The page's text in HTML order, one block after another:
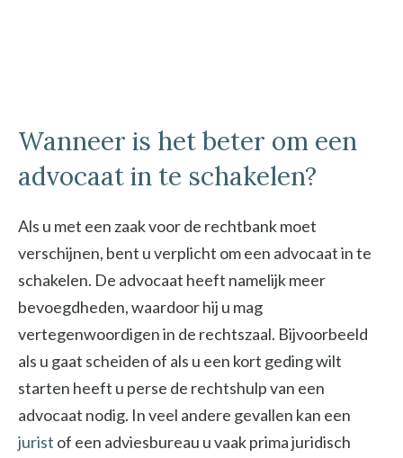
Wanneer is het beter om een
advocaat in te schakelen?
Als u met een zaak voor de rechtbank moet
verschijnen, bent u verplicht om een advocaat in te
schakelen. De advocaat heeft namelijk meer
bevoegdheden, waardoor hij u mag
vertegenwoordigen in de rechtszaal. Bijvoorbeeld
als u gaat scheiden of als u een kort geding wilt
starten heeft u perse de rechtshulp van een
advocaat nodig. In veel andere gevallen kan een
jurist of een adviesbureau u vaak prima juridisch